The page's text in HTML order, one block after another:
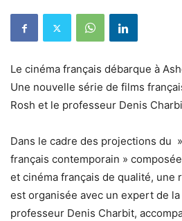
Le cinéma français débarque à
Une nouvelle série de films
Rosh et le professeur Denis
Dans le cadre des projections du
français contemporain »
et cinéma français de qualité, une
est organisée avec un expert de
professeur Denis Charbit,